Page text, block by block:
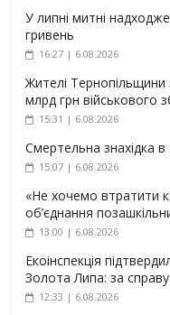
У липні митні
гривень
16:27 | 6.08.2026
Жителі Тернопільщини
млрд грн військового
15:31 | 6.08.2026
Смертельна знахідка в
15:07 | 6.08.2026
«Не хочемо втратити
об’єднання
13:00 | 6.08.2026
Екоінспекція
Золота Липа: за справу
12:33 | 6.08.2026